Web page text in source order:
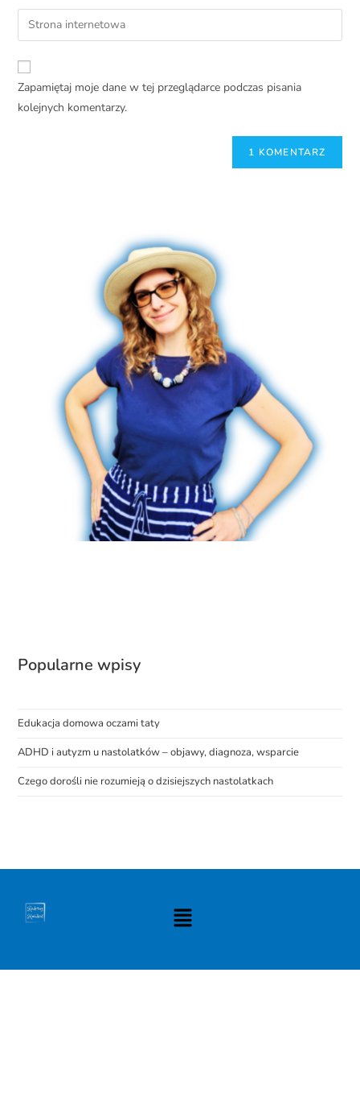
Zapamiętaj moje dane w tej przeglądarce podczas pisania
kolejnych komentarzy.
Popularne wpisy
Edukacja domowa oczami taty
ADHD i autyzm u nastolatków – objawy, diagnoza, wsparcie
Czego dorośli nie rozumieją o dzisiejszych nastolatkach